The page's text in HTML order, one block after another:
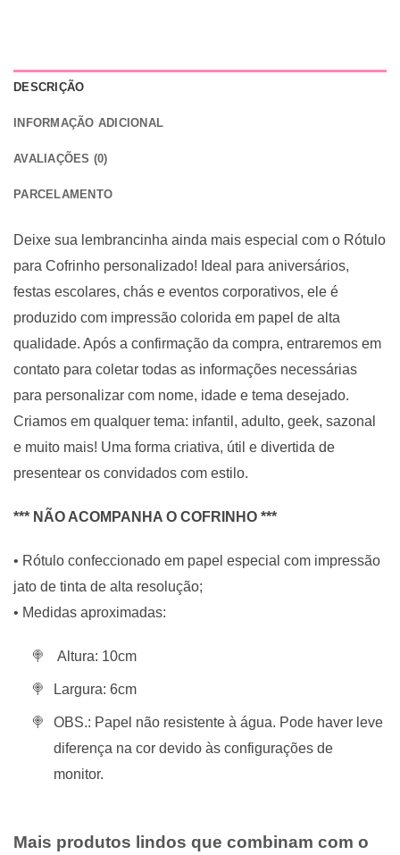
DESCRIÇÃO
INFORMAÇÃO ADICIONAL
AVALIAÇÕES (0)
PARCELAMENTO
Deixe sua lembrancinha ainda mais especial com o Rótulo
para Cofrinho personalizado! Ideal para aniversários,
festas escolares, chás e eventos corporativos, ele é
produzido com impressão colorida em papel de alta
qualidade. Após a confirmação da compra, entraremos em
contato para coletar todas as informações necessárias
para personalizar com nome, idade e tema desejado.
Criamos em qualquer tema: infantil, adulto, geek, sazonal
e muito mais! Uma forma criativa, útil e divertida de
presentear os convidados com estilo.
*** NÃO ACOMPANHA O COFRINHO ***
• Rótulo confeccionado em papel especial com impressão
jato de tinta de alta resolução;
• Medidas aproximadas:
Altura: 10cm
Largura: 6cm
OBS.: Papel não resistente à água. Pode haver leve
diferença na cor devido às configurações de
monitor.
Mais produtos lindos que combinam com o